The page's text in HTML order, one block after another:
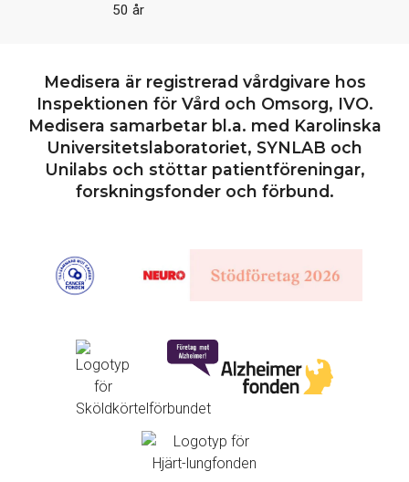
50 år
Medisera är registrerad vårdgivare hos
Inspektionen för Vård och Omsorg, IVO.
Medisera samarbetar bl.a. med Karolinska
Universitetslaboratoriet, SYNLAB och
Unilabs och stöttar patientföreningar,
forskningsfonder och förbund.